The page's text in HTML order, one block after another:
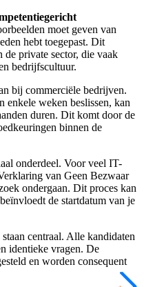
moet geven van
hebt toegepast. Dit
private sector, die vaak
bedrijfscultuur.
bij commerciële bedrijven.
enkele weken beslissen, kan
duren. Dit komt door de
binnen de
onderdeel. Voor veel IT-
van Geen Bezwaar
ondergaan. Dit proces kan
de startdatum van je
centraal. Alle kandidaten
identieke vragen. De
en worden consequent